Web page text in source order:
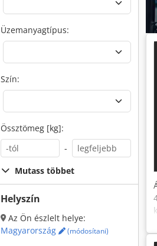
Üzemanyagtípus:
Szín:
Össztömeg [kg]:
-
Mutass többet
Helyszín
Az Ön észlelt helye:
Magyarország
(módosítani)